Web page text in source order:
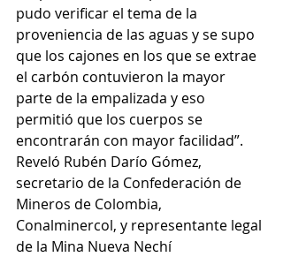
pudo verificar el tema de la
proveniencia de las aguas y se supo
que los cajones en los que se extrae
el carbón contuvieron la mayor
parte de la empalizada y eso
permitió que los cuerpos se
encontrarán con mayor facilidad”.
Reveló Rubén Darío Gómez,
secretario de la Confederación de
Mineros de Colombia,
Conalminercol, y representante legal
de la Mina Nueva Nechí